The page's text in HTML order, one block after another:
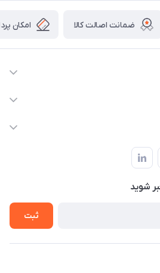
ضمانت اصالت کالا امکان
شوید
ثبت